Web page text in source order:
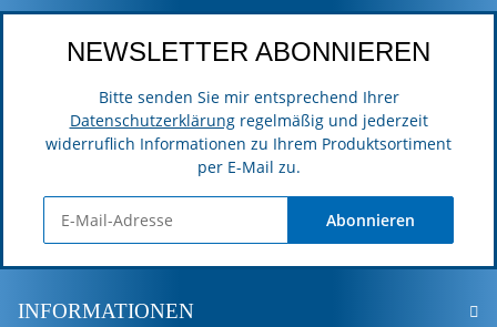
NEWSLETTER ABONNIEREN
Bitte senden Sie mir entsprechend Ihrer
Datenschutzerklärungregelmäßig und jederzeit
widerruflich Informationen zu Ihrem Produktsortiment
per E-Mail zu.
Abonnieren
INFORMATIONEN